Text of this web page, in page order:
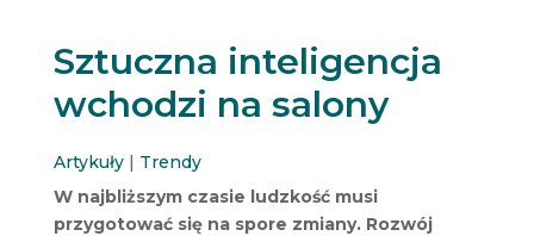
Sztuczna inteligencja
wchodzi na salony
Artykuły| Trendy
W najbliższym czasie ludzkość musi
przygotować się na spore zmiany. Rozwój